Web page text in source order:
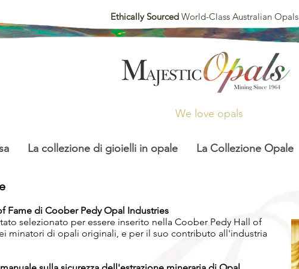
Ethically Sourced World-Class Australian Opals
We love opals
La collezione di gioielli in opale La Collezione Opale
Fame di Coober Pedy Opal Industries
selezionato per essere inserito nella Coober Pedy Hall of
minatori di opali originali, e per il suo contributo all'industria